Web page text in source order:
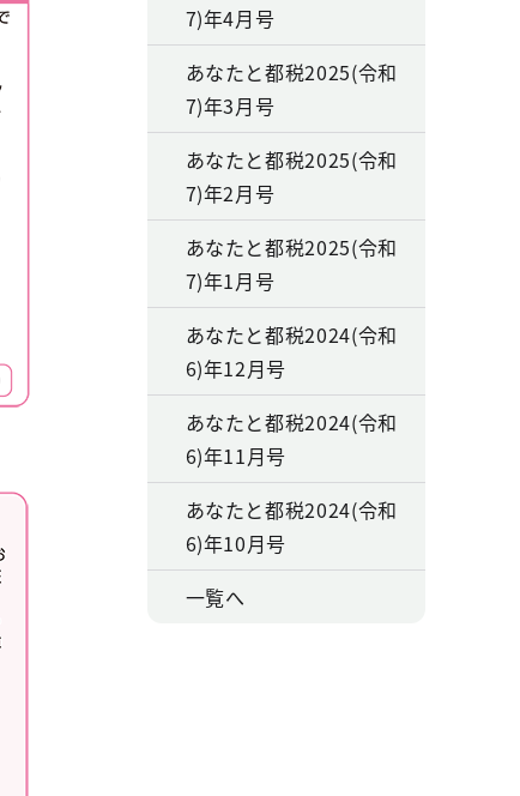
7)年4月号
あなたと都税2025(令和
7)年3月号
あなたと都税2025(令和
7)年2月号
あなたと都税2025(令和
7)年1月号
あなたと都税2024(令和
6)年12月号
あなたと都税2024(令和
6)年11月号
あなたと都税2024(令和
6)年10月号
一覧へ